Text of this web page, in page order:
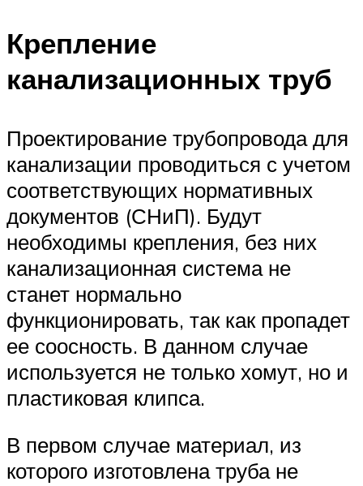
Крепление
канализационных труб
Проектирование трубопровода для
канализации проводиться с учетом
соответствующих нормативных
документов (СНиП). Будут
необходимы крепления, без них
канализационная система не
станет нормально
функционировать, так как пропадет
ее соосность. В данном случае
используется не только хомут, но и
пластиковая клипса.
В первом случае материал, из
которого изготовлена труба не